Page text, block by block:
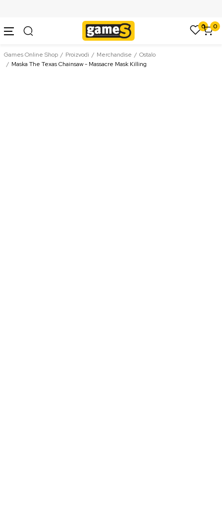
0 0
Games Online Shop Proizvodi Merchandise
Ostalo
Maska The Texas Chainsaw - Massacre Mask Killing